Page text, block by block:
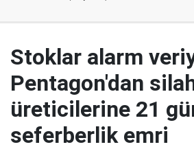
Stoklar alarm
Pentagon'dan
üreticilerine 21
seferberlik emri